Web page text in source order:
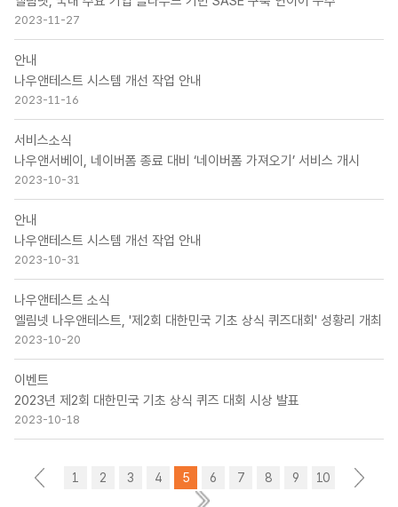
2023-11-27
안내
나우앤테스트 시스템 개선 작업 안내
2023-11-16
서비스소식
나우앤서베이, 네이버폼 종료 대비 ‘네이버폼 가져오기’ 서비스 개시
2023-10-31
안내
나우앤테스트 시스템 개선 작업 안내
2023-10-31
나우앤테스트 소식
엘림넷 나우앤테스트, '제2회 대한민국 기초 상식 퀴즈대회' 성황리 개최
2023-10-20
이벤트
2023년 제2회 대한민국 기초 상식 퀴즈 대회 시상 발표
2023-10-18
< 1 2 3 4 5 6 7 8 9 10 >